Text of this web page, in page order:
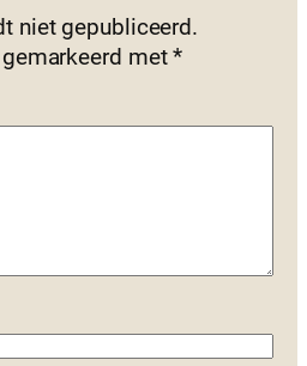
niet gepubliceerd.
met*